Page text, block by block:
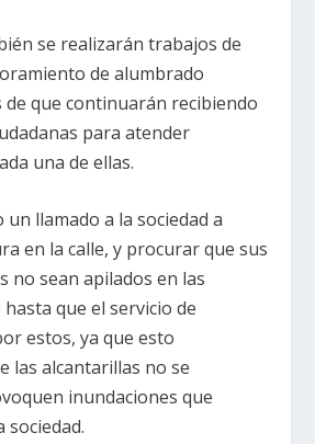
se realizarán trabajos de
de alumbrado
de que continuarán recibiendo
para atender
una de ellas.
un llamado a la sociedad a
en la calle, y procurar que sus
no sean apilados en las
que el servicio de
estos, ya que esto
las alcantarillas no se
inundaciones que
sociedad.